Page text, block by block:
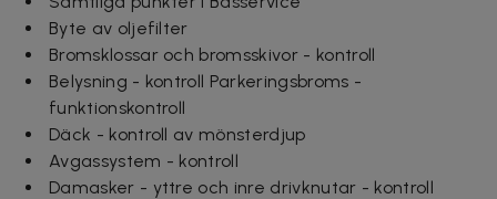
Byte av oljefilter
Bromsklossar och bromsskivor - kontroll
Belysning - kontroll Parkeringsbroms -
funktionskontroll
Däck - kontroll av mönsterdjup
Avgassystem - kontroll
Damasker - yttre och inre drivknutar - kontroll